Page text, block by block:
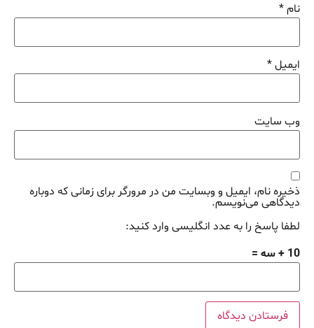
نام*
ایمیل*
وب‌ سایت
ذخیره نام، ایمیل و وبسایت من در مرورگر برای زمانی که دوباره
دیدگاهی می‌نویسم.
لطفا پاسخ را به عدد انگلیسی وارد کنید:
10 + سه =